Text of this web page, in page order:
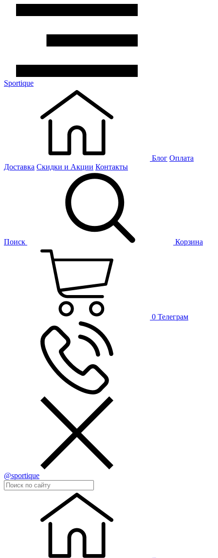
Sportique
Блог Оплата
Доставка Скидки и Акции Контакты
Поиск Корзина
0 Телеграм
@sportique